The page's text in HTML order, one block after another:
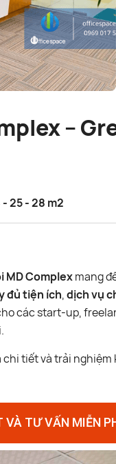
–
- 25 - 28 m2
MD Complexmang
đủ tiện ích,dịch vụ
các start-up,
tiết và trải
VÀ TƯ VẤN MIỄN